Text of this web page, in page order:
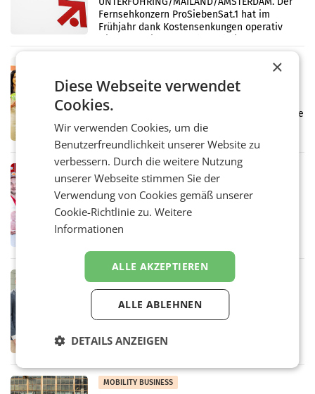
Fernsehkonzern ProSiebenSat.1 hat im
Frühjahr dank Kostensenkungen operativ
Markterwartung deutlich übertroffen.
Eine Bühne für Zirkularität: ARA und
Kreislauffähigkeit
Über den gesamten August hinweg rücken die
Altstoff Recycling Austria AG (ARA) und der
Handelskonzern Müller die Initiative
„Kreislauf-Helden“ in allen österreichischen
Müller-Filialen
Penny modernisiert zwei Filialen in
Ober- und Niederösterreich
WIENER NEUDORF. – Im Rahmen einer
laufenden Modernisierungsoffensive
Oberösterreich. Die beiden Standorte liegen
in Haag sowie im rund
Alles bereit für den Wechsel: Jürgen
Albrecht setzt ab 1.1.2027 auf Adeg
WIENER NEUDORF. – Die geplante
Vorarlberger Kaufmann Jürgen Albrecht ist
Bundeswettbewerbsbehörde und der
Bundeskartellanwalt
MOBILITY BUSINESS
×
Diese Webseite verwendet
Cookies.
Wir verwenden Cookies, um die
Benutzerfreundlichkeit unserer Website zu
verbessern. Durch die weitere Nutzung
unserer Webseite stimmen Sie der
Verwendung von Cookies gemäß unserer
Cookie-Richtlinie zu.Weitere
Informationen
ALLE AKZEPTIEREN
ALLE ABLEHNEN
DETAILS ANZEIGEN